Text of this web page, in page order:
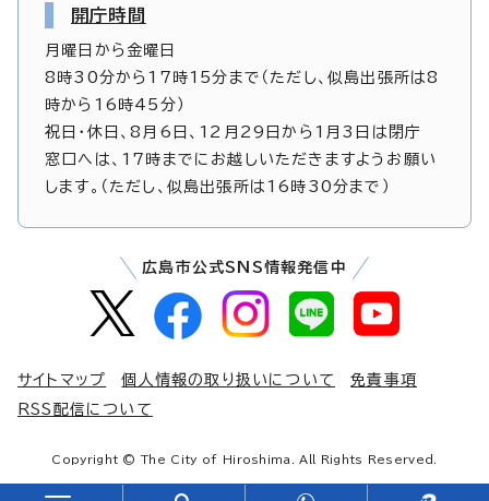
開庁時間
月曜日から金曜日
8時30分から17時15分まで（ただし、似島出張所は8
時から16時45分）
祝日・休日、8月6日、12月29日から1月3日は閉庁
窓口へは、17時までにお越しいただきますようお願い
します。（ただし、似島出張所は16時30分まで）
広島市公式SNS情報発信中
サイトマップ 個人情報の取り扱いについて
免責事項
RSS配信について
Copyright © The City of Hiroshima. All Rights Reserved.